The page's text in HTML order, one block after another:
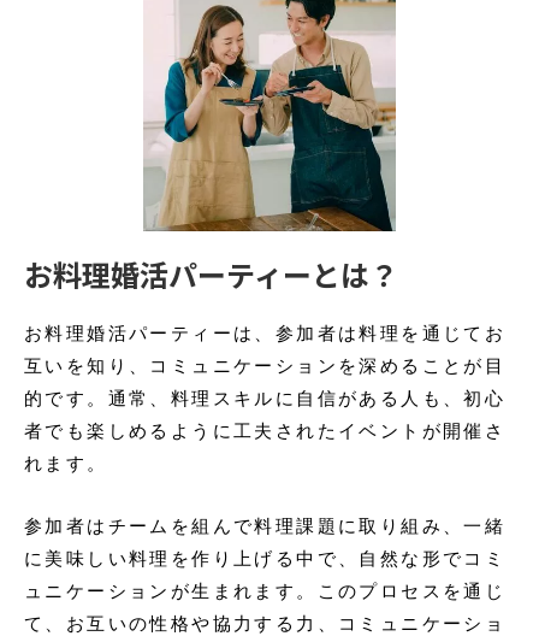
お料理婚活パーティーとは？
お料理婚活パーティーは、参加者は料理を通じてお
互いを知り、コミュニケーションを深めることが目
的です。通常、料理スキルに自信がある人も、初心
者でも楽しめるように工夫されたイベントが開催さ
れます。
参加者はチームを組んで料理課題に取り組み、一緒
に美味しい料理を作り上げる中で、自然な形でコミ
ュニケーションが生まれます。このプロセスを通じ
て、お互いの性格や協力する力、コミュニケーショ